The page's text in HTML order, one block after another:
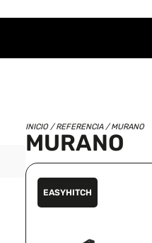
INICIO/ REFERENCIA / MURANO
MURANO
EASYHITCH